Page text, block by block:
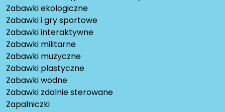
Zabawki ekologiczne
Zabawki i gry sportowe
Zabawki interaktywne
Zabawki militarne
Zabawki muzyczne
Zabawki plastyczne
Zabawki wodne
Zabawki zdalnie sterowane
Zapalniczki